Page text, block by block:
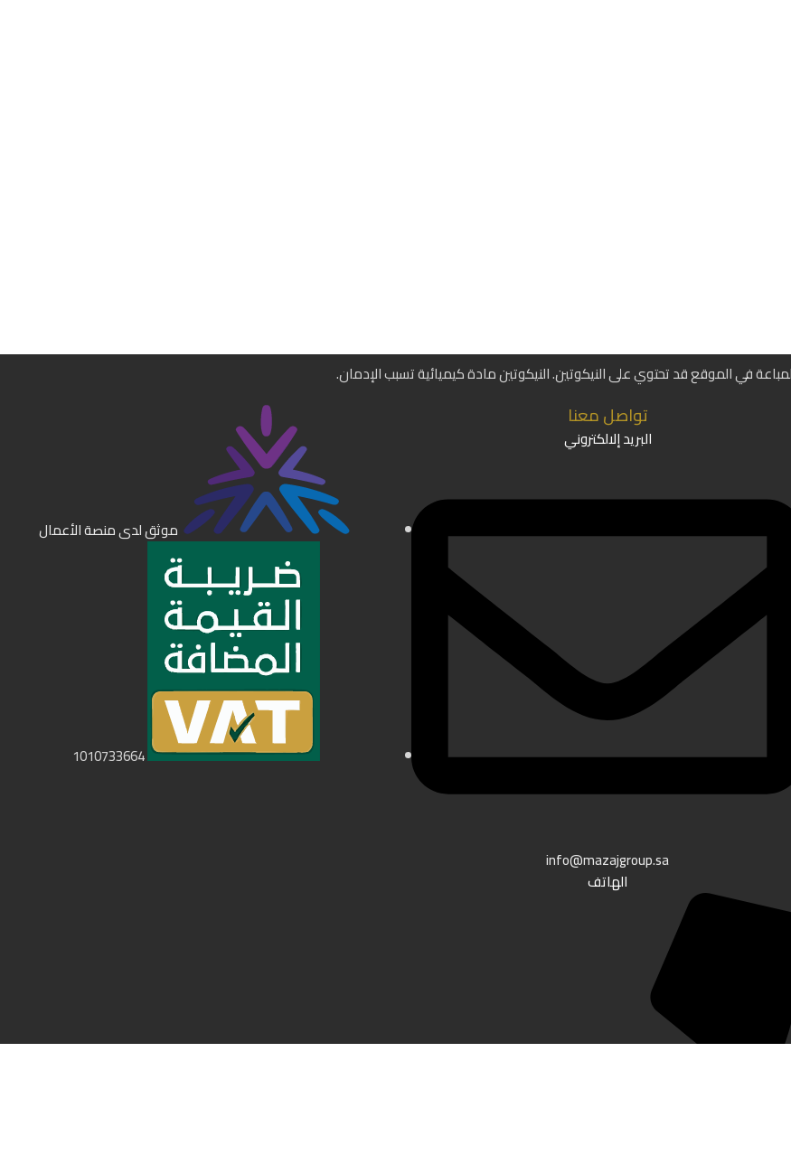
في الموقع قد تحتوي على النيكوتين. النيكوتين مادة كيميائية تسبب الإدمان.
تواصل معنا
البريد إلالكتروني
info@mazajgroup.sa
الهاتف
موثق لدى منصة الأعمال
1010733664